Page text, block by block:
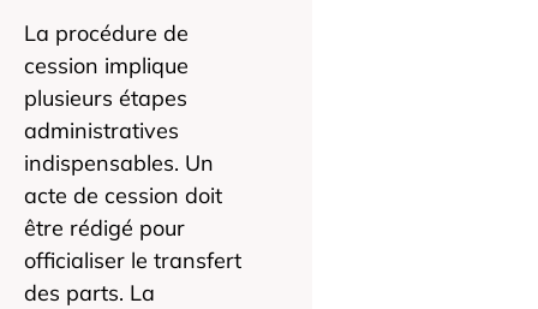
La procédure de
cession implique
plusieurs étapes
administratives
indispensables. Un
acte de cession doit
être rédigé pour
officialiser le transfert
des parts. La